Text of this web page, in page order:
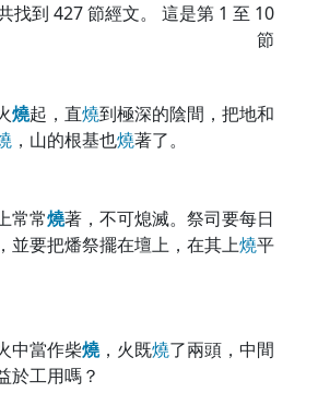
找到 427節經文。 這是第 1 至 10
節
燒起，直燒到極深的陰間，把地和
，山的根基也燒著了。
常常燒著，不可熄滅。祭司要每日
並要把燔祭擺在壇上，在其上燒平
中當作柴燒，火既燒了兩頭，中間
於工用嗎？